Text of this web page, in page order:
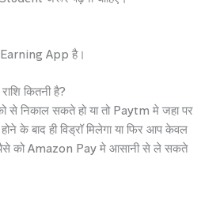
Earning App है।
कितनी है?
से निकाल सकते हो या तो Paytm मे जहा पर
के बाद ही विड्रॉ मिलेगा या फिर आप केवल
पैसे को Amazon Pay मे आसानी से ले सकते